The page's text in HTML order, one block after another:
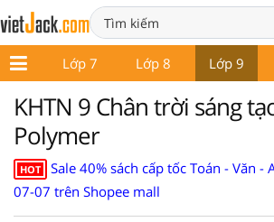
6 Lớp 7 Lớp 8 Lớp 9
KHTN 9 Chân trời sáng
Polymer
HOT
Sale 40% sách cấp tốc Toán - Văn -
07-07 trên Shopee mall